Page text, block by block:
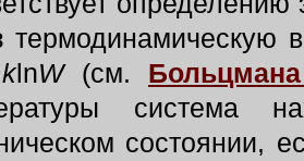
термодинамическую
klnW(см.
система
состоянии,